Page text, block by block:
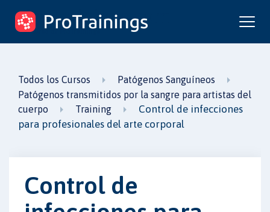
ProTrainings.com
un curso de ProTrainings
Todos los Cursos
Patógenos Sanguíneos
Patógenos transmitidos por la sangre para artistas del
cuerpo
Training
Control de infecciones
para profesionales del arte corporal
Control de